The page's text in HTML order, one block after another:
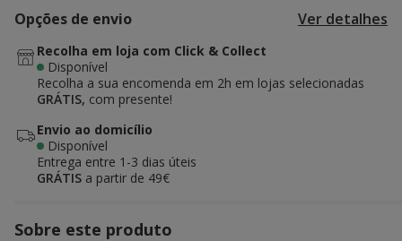
Opções de envio Ver detalhes
Recolha em loja com Click & Collect
Disponível
Recolha a sua encomenda em 2h em lojas selecionadas
GRÁTIS, com presente!
Envio ao domicílio
Disponível
Entrega entre 1-3 dias úteis
GRÁTIS a partir de 49€
Sobre este produto